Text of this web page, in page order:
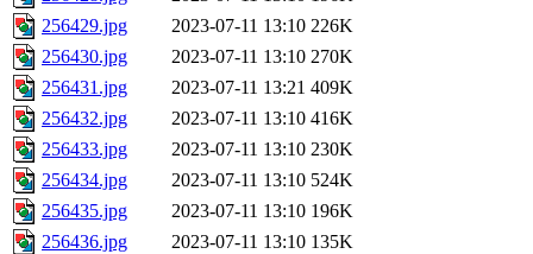
256429.jpg
2023-07-11 13:10 226K
256430.jpg
2023-07-11 13:10 270K
256431.jpg
2023-07-11 13:21 409K
256432.jpg
2023-07-11 13:10 416K
256433.jpg
2023-07-11 13:10 230K
256434.jpg
2023-07-11 13:10 524K
256435.jpg
2023-07-11 13:10 196K
256436.jpg
2023-07-11 13:10 135K